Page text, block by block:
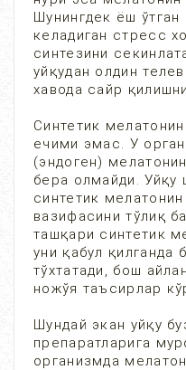
Шунингдек ёш ўтган
келадиган стресс
синтезини
уйқудан олдин
хавода сайр
Синтетик
ечими эмас. У
(эндоген)
бера олмайди. Уйқу
синтетик
вазифасини тўлиқ
ташқари синтетик
уни қабул қилганда
тўхтатади, бош
ножўя таъсирлар
Шундай экан уйқу
препаратларига
организмда